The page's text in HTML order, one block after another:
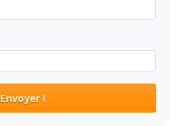
Envoyer !